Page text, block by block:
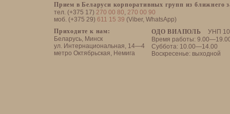
Прием в Беларуси корпоративных групп из ближнего
тел. (+375 17) 270 00 80, 270 00 90
моб. (+375 29) 611 15 39 (Viber, WhatsApp)
ОДО ВИАПОЛЬ
УНП
Время работы:
Суббота: 10.00—14.00
Воскресенье: выходной
Приходите к нам:
Беларусь, Минск
ул. Интернациональная, 14—4
метро Октябрьская, Немига